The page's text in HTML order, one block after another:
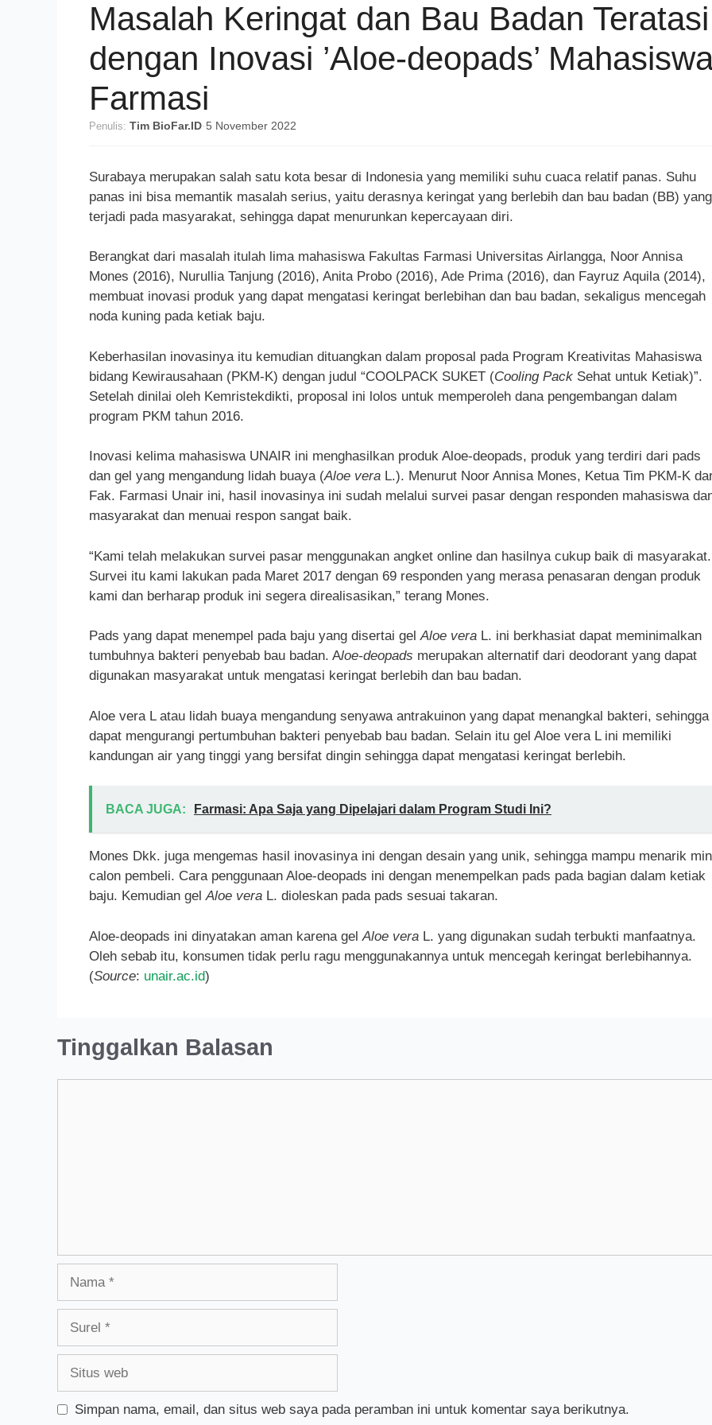
Masalah Keringat dan Bau Badan Teratasi
dengan Inovasi ’Aloe-deopads’
Farmasi
Penulis: Tim BioFar.ID·5 November 2022
Surabaya merupakan salah satu kota besar di Indonesia yang memiliki suhu cuaca relatif panas. Suhu
panas ini bisa memantik masalah serius, yaitu derasnya keringat yang berlebih dan bau badan (BB) yang
terjadi pada masyarakat, sehingga dapat menurunkan kepercayaan diri.
Berangkat dari masalah itulah lima mahasiswa Fakultas Farmasi Universitas Airlangga, Noor Annisa
Mones (2016), Nurullia Tanjung (2016), Anita Probo (2016), Ade Prima (2016), dan Fayruz Aquila (2014),
membuat inovasi produk yang dapat mengatasi keringat berlebihan dan bau badan, sekaligus mencegah
noda kuning pada ketiak baju.
Keberhasilan inovasinya itu kemudian dituangkan dalam proposal pada Program Kreativitas Mahasiswa
bidang Kewirausahaan (PKM-K) dengan judul “COOLPACK SUKET (Cooling Pack Sehat untuk Ketiak)”.
Setelah dinilai oleh Kemristekdikti, proposal ini lolos untuk memperoleh dana pengembangan dalam
program PKM tahun 2016.
Inovasi kelima mahasiswa UNAIR ini menghasilkan produk Aloe-deopads, produk yang terdiri dari pads
dan gel yang mengandung lidah buaya (Aloe vera L.). Menurut Noor Annisa Mones, Ketua Tim PKM-K
Fak. Farmasi Unair ini, hasil inovasinya ini sudah melalui survei pasar dengan responden mahasiswa
masyarakat dan menuai respon sangat baik.
“Kami telah melakukan survei pasar menggunakan angket online dan hasilnya cukup baik di masyarakat.
Survei itu kami lakukan pada Maret 2017 dengan 69 responden yang merasa penasaran dengan produk
kami dan berharap produk ini segera direalisasikan,” terang Mones.
Pads yang dapat menempel pada baju yang disertai gelAloe vera L. ini berkhasiat dapat meminimalkan
tumbuhnya bakteri penyebab bau badan. Aloe-deopads merupakan alternatif dari deodorant yang dapat
digunakan masyarakat untuk mengatasi keringat berlebih dan bau badan.
Aloe vera L atau lidah buaya mengandung senyawa antrakuinon yang dapat menangkal bakteri, sehingga
dapat mengurangi pertumbuhan bakteri penyebab bau badan. Selain itu gel Aloe vera L ini memiliki
kandungan air yang tinggi yang bersifat dingin sehingga dapat mengatasi keringat berlebih.
BACA JUGA: Farmasi: Apa Saja yang Dipelajari dalam Program Studi Ini?
Mones Dkk. juga mengemas hasil inovasinya ini dengan desain yang unik, sehingga mampu menarik
calon pembeli. Cara penggunaan Aloe-deopads ini dengan menempelkan pads pada bagian dalam ketiak
baju. Kemudian gelAloe vera L. dioleskan pada pads sesuai takaran.
Aloe-deopads ini dinyatakan aman karena gelAloe vera L. yang digunakan sudah terbukti manfaatnya.
Oleh sebab itu, konsumen tidak perlu ragu menggunakannya untuk mencegah keringat berlebihannya.
(Source: unair.ac.id)
Tinggalkan Balasan
Simpan nama, email, dan situs web saya pada peramban ini untuk komentar saya berikutnya.